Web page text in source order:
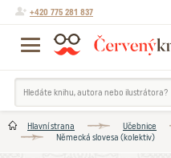
+420 775 281 837
Hlavní strana Učebnice
Německá slovesa (kolektiv)